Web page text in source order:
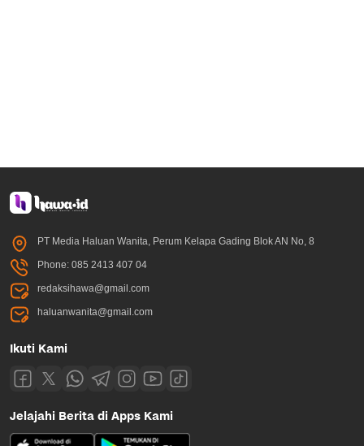
PT Media Haluan Wanita, Perum Kelapa Gading Blok AN No, 8
Phone: 085 2413 407 04
redaksihawa@gmail.com
haluanwanita@gmail.com
Ikuti Kami
Jelajahi Berita di Apps Kami